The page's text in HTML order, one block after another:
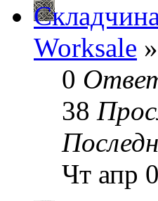
Worksale
0
38
Чт апр